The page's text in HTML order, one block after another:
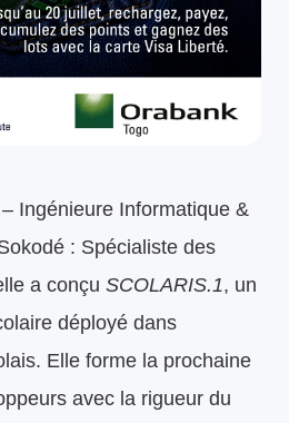
– Ingénieure Informatique &
: Spécialiste des
a conçu SCOLARIS.1, un
déployé dans
Elle forme la prochaine
avec la rigueur du